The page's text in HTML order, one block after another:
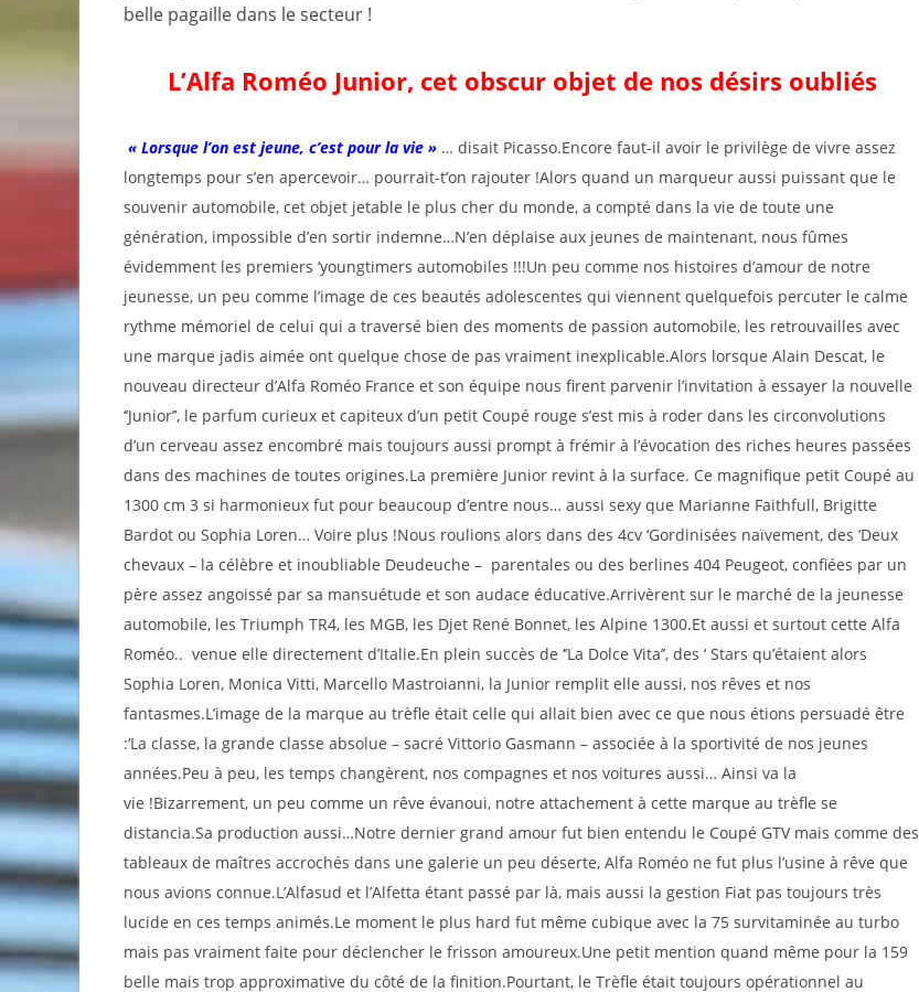
belle pagaille dans le secteur !
L’Alfa Roméo Junior, cet obscur objet de nos désirs oubliés
« Lorsque l’on est jeune, c’est pour la vie » … disait Picasso.Encore faut-il avoir le privilège de vivre assez
longtemps pour s’en apercevoir… pourrait-t’on rajouter !Alors quand un marqueur aussi puissant que le
souvenir automobile, cet objet jetable le plus cher du monde, a compté dans la vie de toute une
génération, impossible d’en sortir indemne…N’en déplaise aux jeunes de maintenant, nous fûmes
évidemment les premiers ‘youngtimers automobiles !!!Un peu comme nos histoires d’amour de notre
jeunesse, un peu comme l’image de ces beautés adolescentes qui viennent quelquefois percuter le calme
rythme mémoriel de celui qui a traversé bien des moments de passion automobile, les retrouvailles avec
une marque jadis aimée ont quelque chose de pas vraiment inexplicable.Alors lorsque Alain Descat, le
nouveau directeur d’Alfa Roméo France et son équipe nous firent parvenir l’invitation à essayer la nouvelle
‘’Junior’’, le parfum curieux et capiteux d’un petit Coupé rouge s’est mis à roder dans les circonvolutions
d’un cerveau assez encombré mais toujours aussi prompt à frémir à l’évocation des riches heures passées
dans des machines de toutes origines.La première Junior revint à la surface. Ce magnifique petit Coupé au
1300 cm 3 si harmonieux fut pour beaucoup d’entre nous… aussi sexy que Marianne Faithfull, Brigitte
Bardot ou Sophia Loren… Voire plus !Nous roulions alors dans des 4cv ‘Gordinisées naïvement, des ’Deux
chevaux – la célèbre et inoubliable Deudeuche – parentales ou des berlines 404 Peugeot, confiées par un
père assez angoissé par sa mansuétude et son audace éducative.Arrivèrent sur le marché de la jeunesse
automobile, les Triumph TR4, les MGB, les Djet René Bonnet, les Alpine 1300.Et aussi et surtout cette Alfa
Roméo.. venue elle directement d’Italie.En plein succès de ‘’La Dolce Vita’’, des ‘ Stars qu’étaient alors
Sophia Loren, Monica Vitti, Marcello Mastroianni, la Junior remplit elle aussi, nos rêves et nos
fantasmes.L’image de la marque au trèfle était celle qui allait bien avec ce que nous étions persuadé être
:‘La classe, la grande classe absolue – sacré Vittorio Gasmann – associée à la sportivité de nos jeunes
années.Peu à peu, les temps changèrent, nos compagnes et nos voitures aussi… Ainsi va la
vie !Bizarrement, un peu comme un rêve évanoui, notre attachement à cette marque au trèfle se
distancia.Sa production aussi…Notre dernier grand amour fut bien entendu le Coupé GTV mais comme des
tableaux de maîtres accrochés dans une galerie un peu déserte, Alfa Roméo ne fut plus l’usine à rêve que
nous avions connue.L’Alfasud et l’Alfetta étant passé par là, mais aussi la gestion Fiat pas toujours très
lucide en ces temps animés.Le moment le plus hard fut même cubique avec la 75 survitaminée au turbo
mais pas vraiment faite pour déclencher le frisson amoureux.Une petit mention quand même pour la 159
belle mais trop approximative du côté de la finition.Pourtant, le Trèfle était toujours opérationnel au